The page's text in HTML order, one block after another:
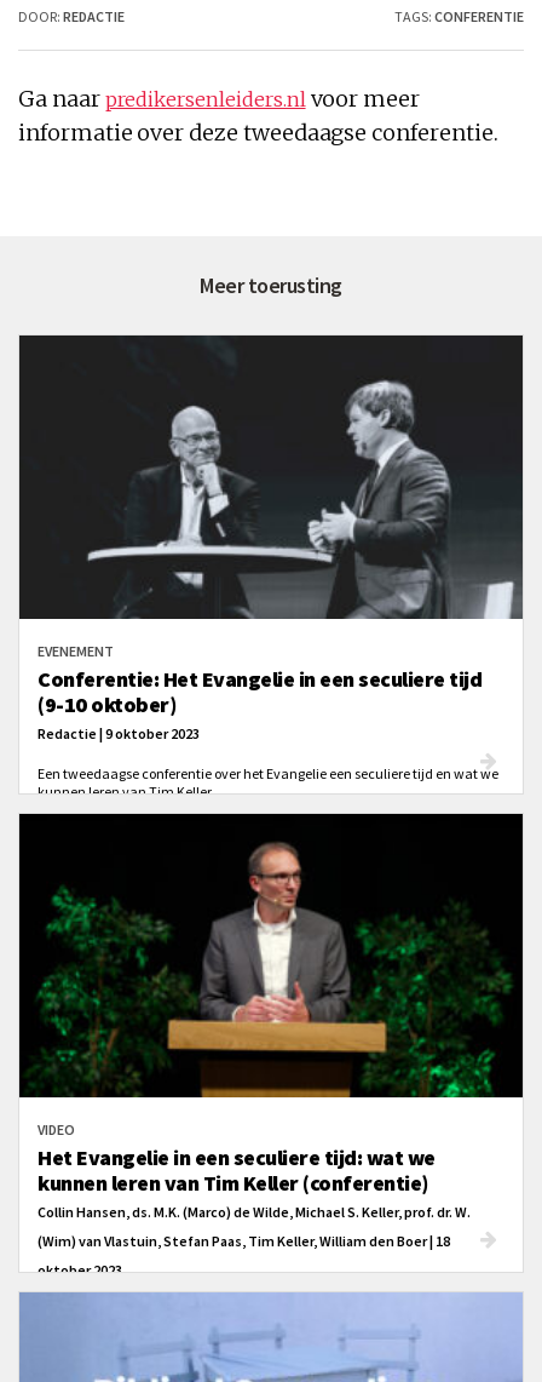
DOOR: REDACTIE TAGS: CONFERENTIE
Ga naar predikersenleiders.nl voor meer
informatie over deze tweedaagse conferentie.
Meer toerusting
EVENEMENT
Conferentie: Het Evangelie in een seculiere tijd
(9-10 oktober)
Redactie | 9 oktober 2023
Een tweedaagse conferentie over het Evangelie een seculiere tijd en wat we
kunnen leren van Tim Keller.
VIDEO
Het Evangelie in een seculiere tijd: wat we
kunnen leren van Tim Keller (conferentie)
Collin Hansen, ds. M.K. (Marco) de Wilde, Michael S. Keller, prof. dr. W.
(Wim) van Vlastuin, Stefan Paas, Tim Keller, William den Boer | 18
oktober 2023
over het thema: "Het Evangelie in een seculiere tijd: wat we kunnen leren